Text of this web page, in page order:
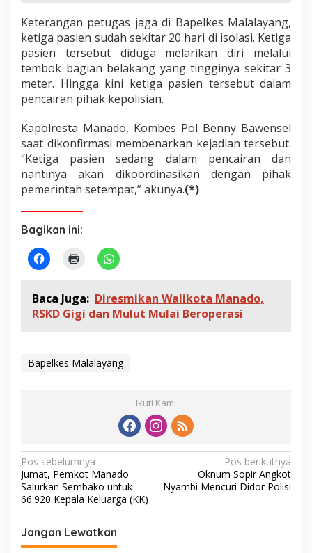
Keterangan petugas jaga di Bapelkes Malalayang,
ketiga pasien sudah sekitar 20 hari di isolasi. Ketiga
pasien tersebut diduga melarikan diri melalui
tembok bagian belakang yang tingginya sekitar 3
meter. Hingga kini ketiga pasien tersebut dalam
pencairan pihak kepolisian.
Kapolresta Manado, Kombes Pol Benny Bawensel
saat dikonfirmasi membenarkan kejadian tersebut.
“Ketiga pasien sedang dalam pencairan dan
nantinya akan dikoordinasikan dengan pihak
pemerintah setempat,” akunya.(*)
Bagikan ini:
Baca Juga: Diresmikan Walikota Manado,
RSKD Gigi dan Mulut Mulai Beroperasi
Bapelkes Malalayang
Ikuti Kami
N
a
v
i
g
Pos sebelumnya
Jumat, Pemkot Manado
Salurkan Sembako untuk
66.920 Kepala Keluarga (KK)
Pos berikutnya
Oknum Sopir Angkot
Nyambi Mencuri Didor Polisi
Jangan Lewatkan